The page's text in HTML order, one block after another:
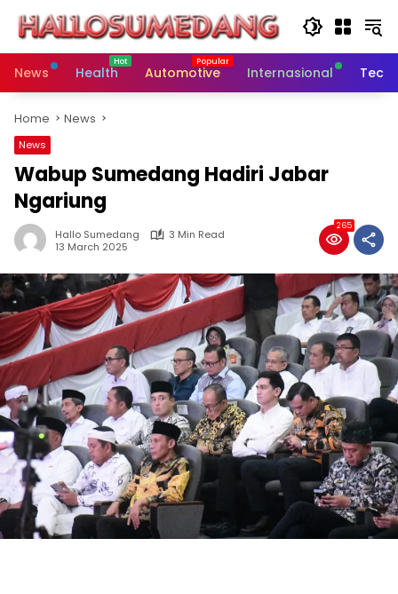
content
News
Health Automotive Internasional
Home News
News
Wabup Sumedang Hadiri Jabar
Ngariung
Hallo Sumedang
3 Min Read
13 March 2025
265